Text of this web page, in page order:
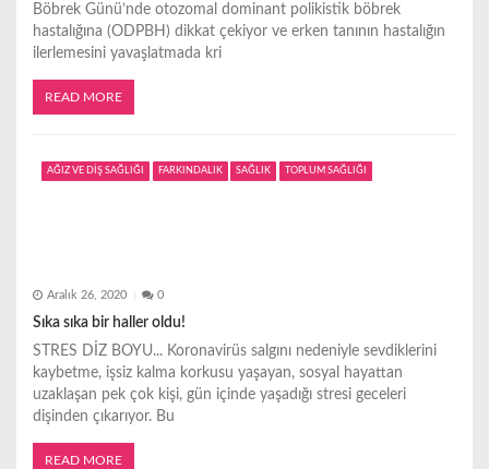
Böbrek Günü’nde otozomal dominant polikistik böbrek
hastalığına (ODPBH) dikkat çekiyor ve erken tanının hastalığın
ilerlemesini yavaşlatmada kri
READ MORE
AĞIZ VE DİŞ SAĞLIĞI FARKINDALIK SAĞLIK TOPLUM SAĞLIĞI
Aralık 26, 2020 0
Sıka sıka bir haller oldu!
STRES DİZ BOYU... Koronavirüs salgını nedeniyle sevdiklerini
kaybetme, işsiz kalma korkusu yaşayan, sosyal hayattan
uzaklaşan pek çok kişi, gün içinde yaşadığı stresi geceleri
dişinden çıkarıyor. Bu
READ MORE